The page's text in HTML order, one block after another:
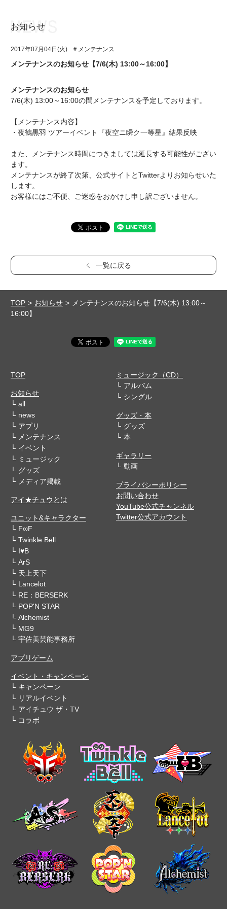
アプリゲーム
イベント・キャンペーン
ミュージック
グッズ・本
ギャラリー
ユニット&キャラクター
アプリゲーム
イベント・キャンペーン
ミュージック
グッズ・本
ギャラリー
お知らせ
2017年07月04日(火) ＃メンテナンス
メンテナンスのお知らせ【7/6(木) 13:00～16:00】
メンテナンスのお知らせ
7/6(木) 13:00～16:00の間メンテナンスを予定しております。
【メンテナンス内容】
・夜鶴黒羽 ツアーイベント『夜空ニ瞬ク一等星』結果反映
また、メンテナンス時間につきましては延長する可能性がござい
ます。
メンテナンスが終了次第、公式サイトとTwitterよりお知らせいた
します。
お客様にはご不便、ご迷惑をおかけし申し訳ございません。
一覧に戻る
TOP お知らせ
メンテナンスのお知らせ【7/6(木) 13:00～
16:00】
TOP
お知らせ
all
news
アプリ
メンテナンス
イベント
ミュージック
グッズ
メディア掲載
アイ★チュウとは
ユニット&キャラクター
F∞F
Twinkle Bell
I♥B
ArS
天上天下
Lancelot
RE：BERSERK
POP'N STAR
Alchemist
MG9
宇佐美芸能事務所
アプリゲーム
イベント・キャンペーン
キャンペーン
リアルイベント
アイチュウ ザ・TV
コラボ
ミュージック（CD）
アルバム
シングル
グッズ・本
グッズ
本
ギャラリー
動画
プライバシーポリシー
お問い合わせ
YouTube公式チャンネル
Twitter公式アカウント